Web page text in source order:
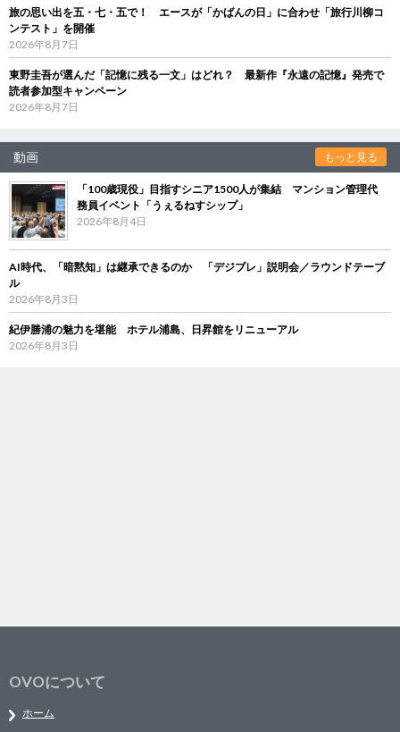
旅の思い出を五・七・五で！ エースが「かばんの日」に合わせ「旅行川柳コ
ンテスト」を開催
2026年8月7日
東野圭吾が選んだ「記憶に残る一文」はどれ？ 最新作『永遠の記憶』発売で
読者参加型キャンペーン
2026年8月7日
動画 もっと見る
「100歳現役」目指すシニア1500人が集結 マンション管理代
務員イベント「うぇるねすシップ」
2026年8月4日
AI時代、「暗黙知」は継承できるのか 「デジブレ」説明会／ラウンドテーブ
ル
2026年8月3日
紀伊勝浦の魅力を堪能 ホテル浦島、日昇館をリニューアル
2026年8月3日
OVOについて
ホーム